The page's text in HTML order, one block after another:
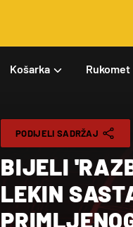
Košarka Rukomet
PODIJELI SADRŽAJ
BIJELI
LEKIN